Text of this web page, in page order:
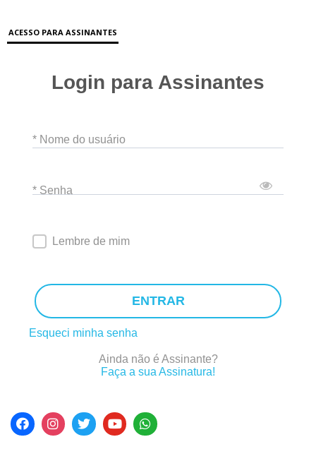
ACESSO PARA ASSINANTES
Login para Assinantes
* Nome do usuário
* Senha
Lembre de mim
ENTRAR
Esqueci minha senha
Ainda não é Assinante?
Faça a sua Assinatura!